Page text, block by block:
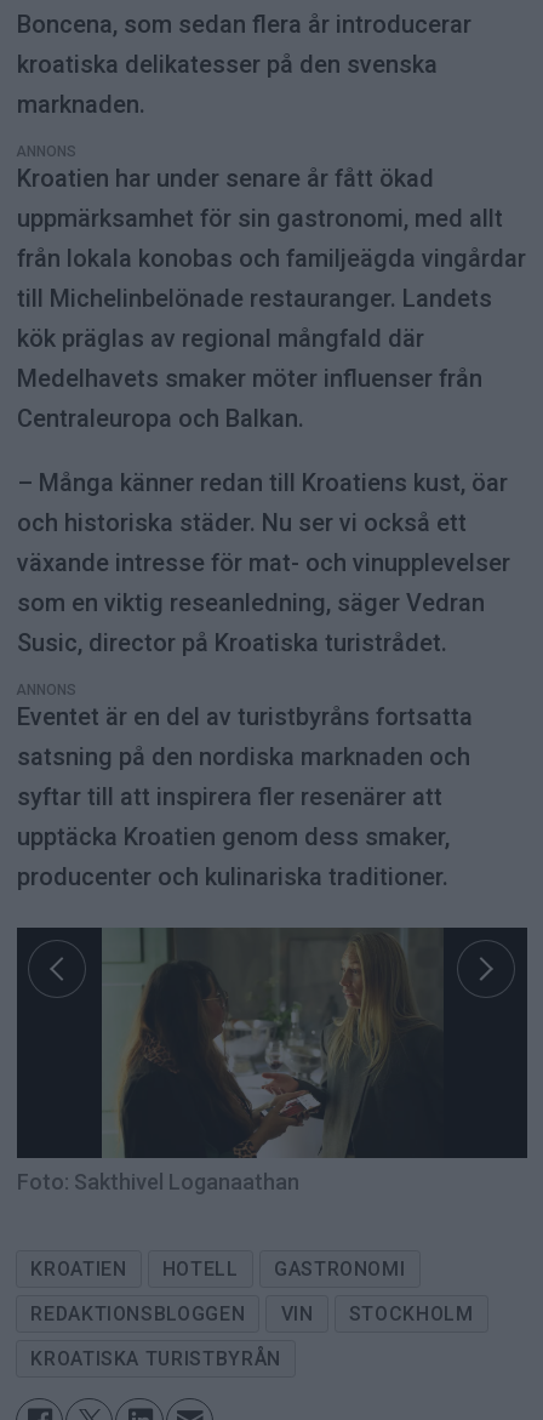
Boncena, som sedan flera år introducerar
kroatiska delikatesser på den svenska
marknaden.
ANNONS
Kroatien har under senare år fått ökad
uppmärksamhet för sin gastronomi, med allt
från lokala konobas och familjeägda vingårdar
till Michelinbelönade restauranger. Landets
kök präglas av regional mångfald där
Medelhavets smaker möter influenser från
Centraleuropa och Balkan.
– Många känner redan till Kroatiens kust, öar
och historiska städer. Nu ser vi också ett
växande intresse för mat- och vinupplevelser
som en viktig reseanledning, säger Vedran
Susic, director på Kroatiska turistrådet.
ANNONS
Eventet är en del av turistbyråns fortsatta
satsning på den nordiska marknaden och
syftar till att inspirera fler resenärer att
upptäcka Kroatien genom dess smaker,
producenter och kulinariska traditioner.
Foto: Sakthivel Loganaathan
KROATIEN HOTELL
GASTRONOMI
REDAKTIONSBLOGGEN
VIN
STOCKHOLM
KROATISKA TURISTBYRÅN